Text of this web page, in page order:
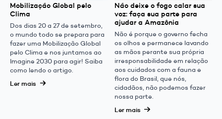
Mobilização Global pelo
Clima
Dos dias 20 a 27 de setembro,
o mundo todo se prepara para
fazer uma Mobilização Global
pelo Clima e nos juntamos ao
Imagine 2030 para agir! Saiba
como lendo o artigo.
Ler mais
Não deixe o fogo calar sua
voz: faça sua parte para
ajudar a Amazônia
Não é porque o governo fecha
os olhos e permanece lavando
as mãos perante sua própria
irresponsabilidade em relação
aos cuidados com a fauna e
flora do Brasil, que nós,
cidadãos, não podemos fazer
nossa parte.
Ler mais